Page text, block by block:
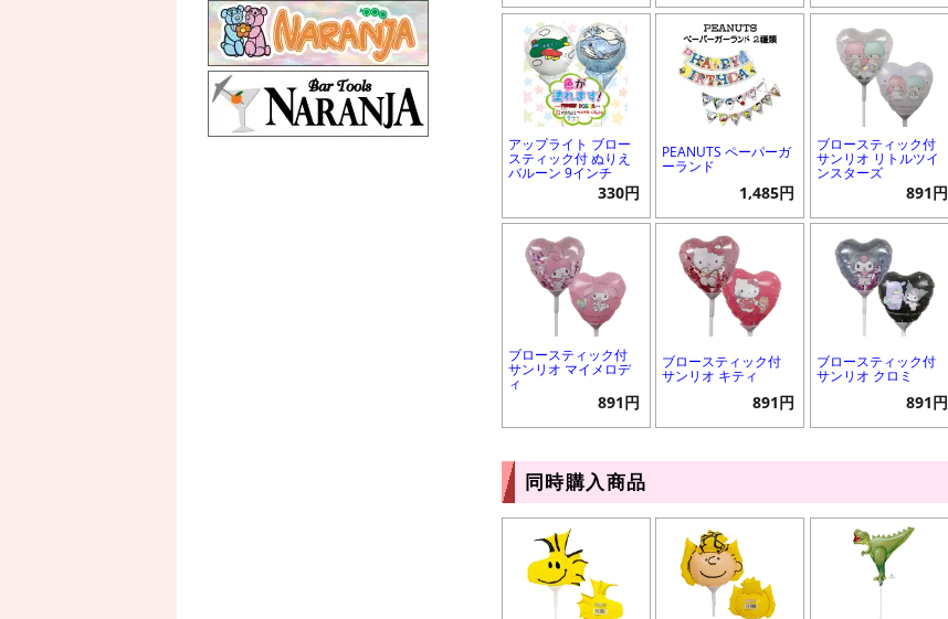
アップライト ブロー
スティック付 ぬりえ
バルーン 9インチ
330円
PEANUTS ペーパーガ
ーランド
1,485円
ブロースティック付
サンリオ リトルツイ
ンスターズ
891円
ブロースティック付
サンリオ マイメロデ
ィ
891円
ブロースティック付
サンリオ キティ
891円
ブロースティック付
サンリオ クロミ
891円
同時購入商品